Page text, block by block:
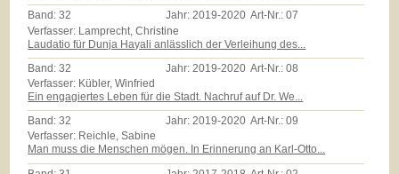
Band:32 Jahr:2019-2020 Art-Nr.:07
Verfasser: Lamprecht, Christine
Laudatio für Dunja Hayali anlässlich der Verleihung des...
Band:32 Jahr:2019-2020 Art-Nr.:08
Verfasser: Kübler, Winfried
Ein engagiertes Leben für die Stadt. Nachruf auf Dr. We...
Band:32 Jahr:2019-2020 Art-Nr.:09
Verfasser: Reichle, Sabine
Man muss die Menschen mögen. In Erinnerung an Karl-Otto...